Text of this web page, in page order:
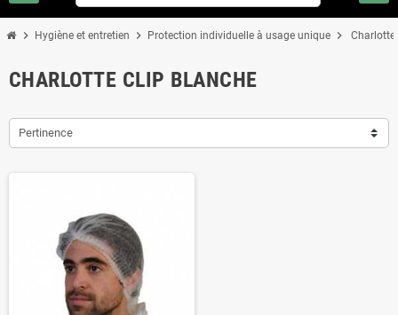
chevron_right Hygiène et entretien chevron_right Protection individuelle à usage unique chevron_right Charlotte
CHARLOTTE CLIP BLANCHE
Pertinence